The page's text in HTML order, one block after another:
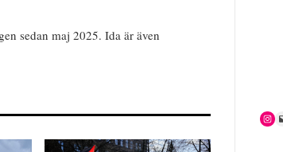
sedan maj 2025. Ida är även